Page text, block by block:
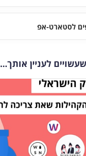
לסטארט-אפ
לעניין אותך...